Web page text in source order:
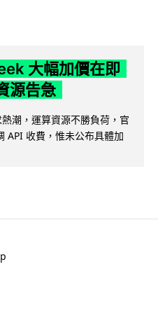
大幅加價在即
源告急
潮，運算資源不勝負荷，官
API 收費，惟未公布具體加